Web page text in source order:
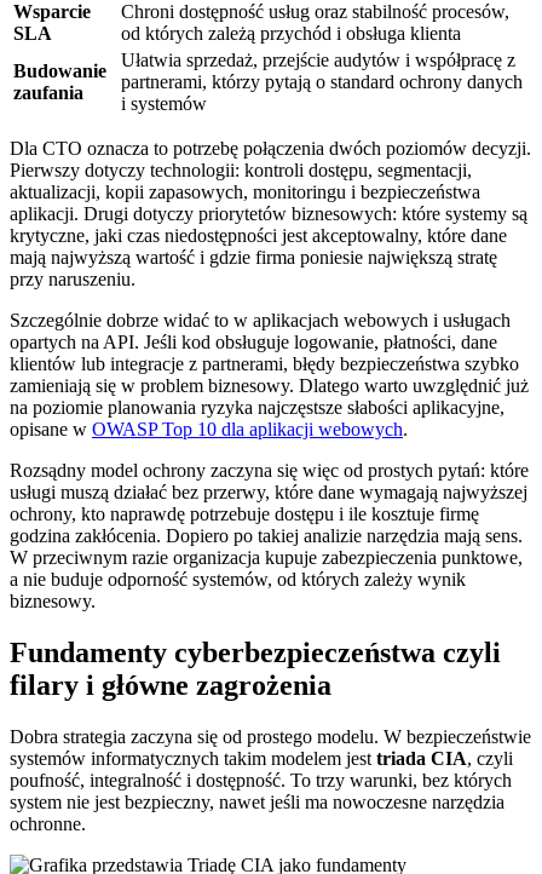
Wsparcie
SLA
Chroni dostępność usług oraz stabilność procesów,
od których zależą przychód i obsługa klienta
Budowanie
zaufania
Ułatwia sprzedaż, przejście audytów i współpracę z
partnerami, którzy pytają o standard ochrony danych
i systemów
Dla CTO oznacza to potrzebę połączenia dwóch poziomów decyzji.
Pierwszy dotyczy technologii: kontroli dostępu, segmentacji,
aktualizacji, kopii zapasowych, monitoringu i bezpieczeństwa
aplikacji. Drugi dotyczy priorytetów biznesowych: które systemy są
krytyczne, jaki czas niedostępności jest akceptowalny, które dane
mają najwyższą wartość i gdzie firma poniesie największą stratę
przy naruszeniu.
Szczególnie dobrze widać to w aplikacjach webowych i usługach
opartych na API. Jeśli kod obsługuje logowanie, płatności, dane
klientów lub integracje z partnerami, błędy bezpieczeństwa szybko
zamieniają się w problem biznesowy. Dlatego warto uwzględnić już
na poziomie planowania ryzyka najczęstsze słabości aplikacyjne,
opisane w OWASP Top 10 dla aplikacji webowych.
Rozsądny model ochrony zaczyna się więc od prostych pytań: które
usługi muszą działać bez przerwy, które dane wymagają najwyższej
ochrony, kto naprawdę potrzebuje dostępu i ile kosztuje firmę
godzina zakłócenia. Dopiero po takiej analizie narzędzia mają sens.
W przeciwnym razie organizacja kupuje zabezpieczenia punktowe,
a nie buduje odporność systemów, od których zależy wynik
biznesowy.
Fundamenty cyberbezpieczeństwa czyli
filary i główne zagrożenia
Dobra strategia zaczyna się od prostego modelu. W bezpieczeństwie
systemów informatycznych takim modelem jest triada CIA, czyli
poufność, integralność i dostępność. To trzy warunki, bez których
system nie jest bezpieczny, nawet jeśli ma nowoczesne narzędzia
ochronne.